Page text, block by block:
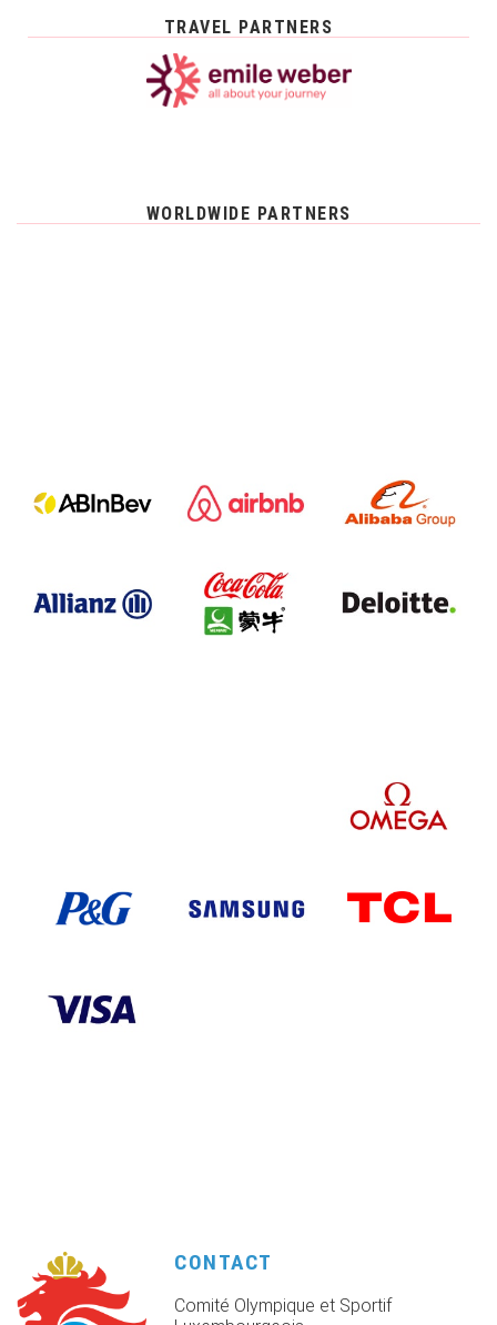
TRAVEL PARTNERS
WORLDWIDE PARTNERS
CONTACT
Comité Olympique et Sportif